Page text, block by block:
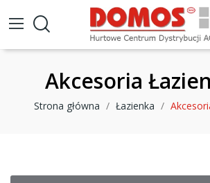
Akcesoria
Strona główna Łazienka